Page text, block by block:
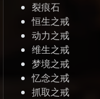
裂痕石
恒生之戒
动力之戒
维生之戒
梦境之戒
忆念之戒
抓取之戒